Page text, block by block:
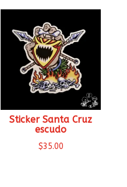
Sticker Santa Cruz
escudo
$35.00